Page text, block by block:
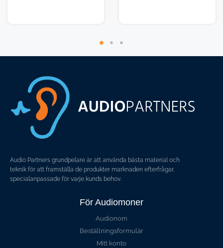
Audio Partners grundpelare är att använda bästa material och
teknik för att framställa de produkter marknaden efterfrågar,
specialanpassade för varje kunds behov.
För Audiomoner
Audionom
Beställningsformulär
Mitt konto